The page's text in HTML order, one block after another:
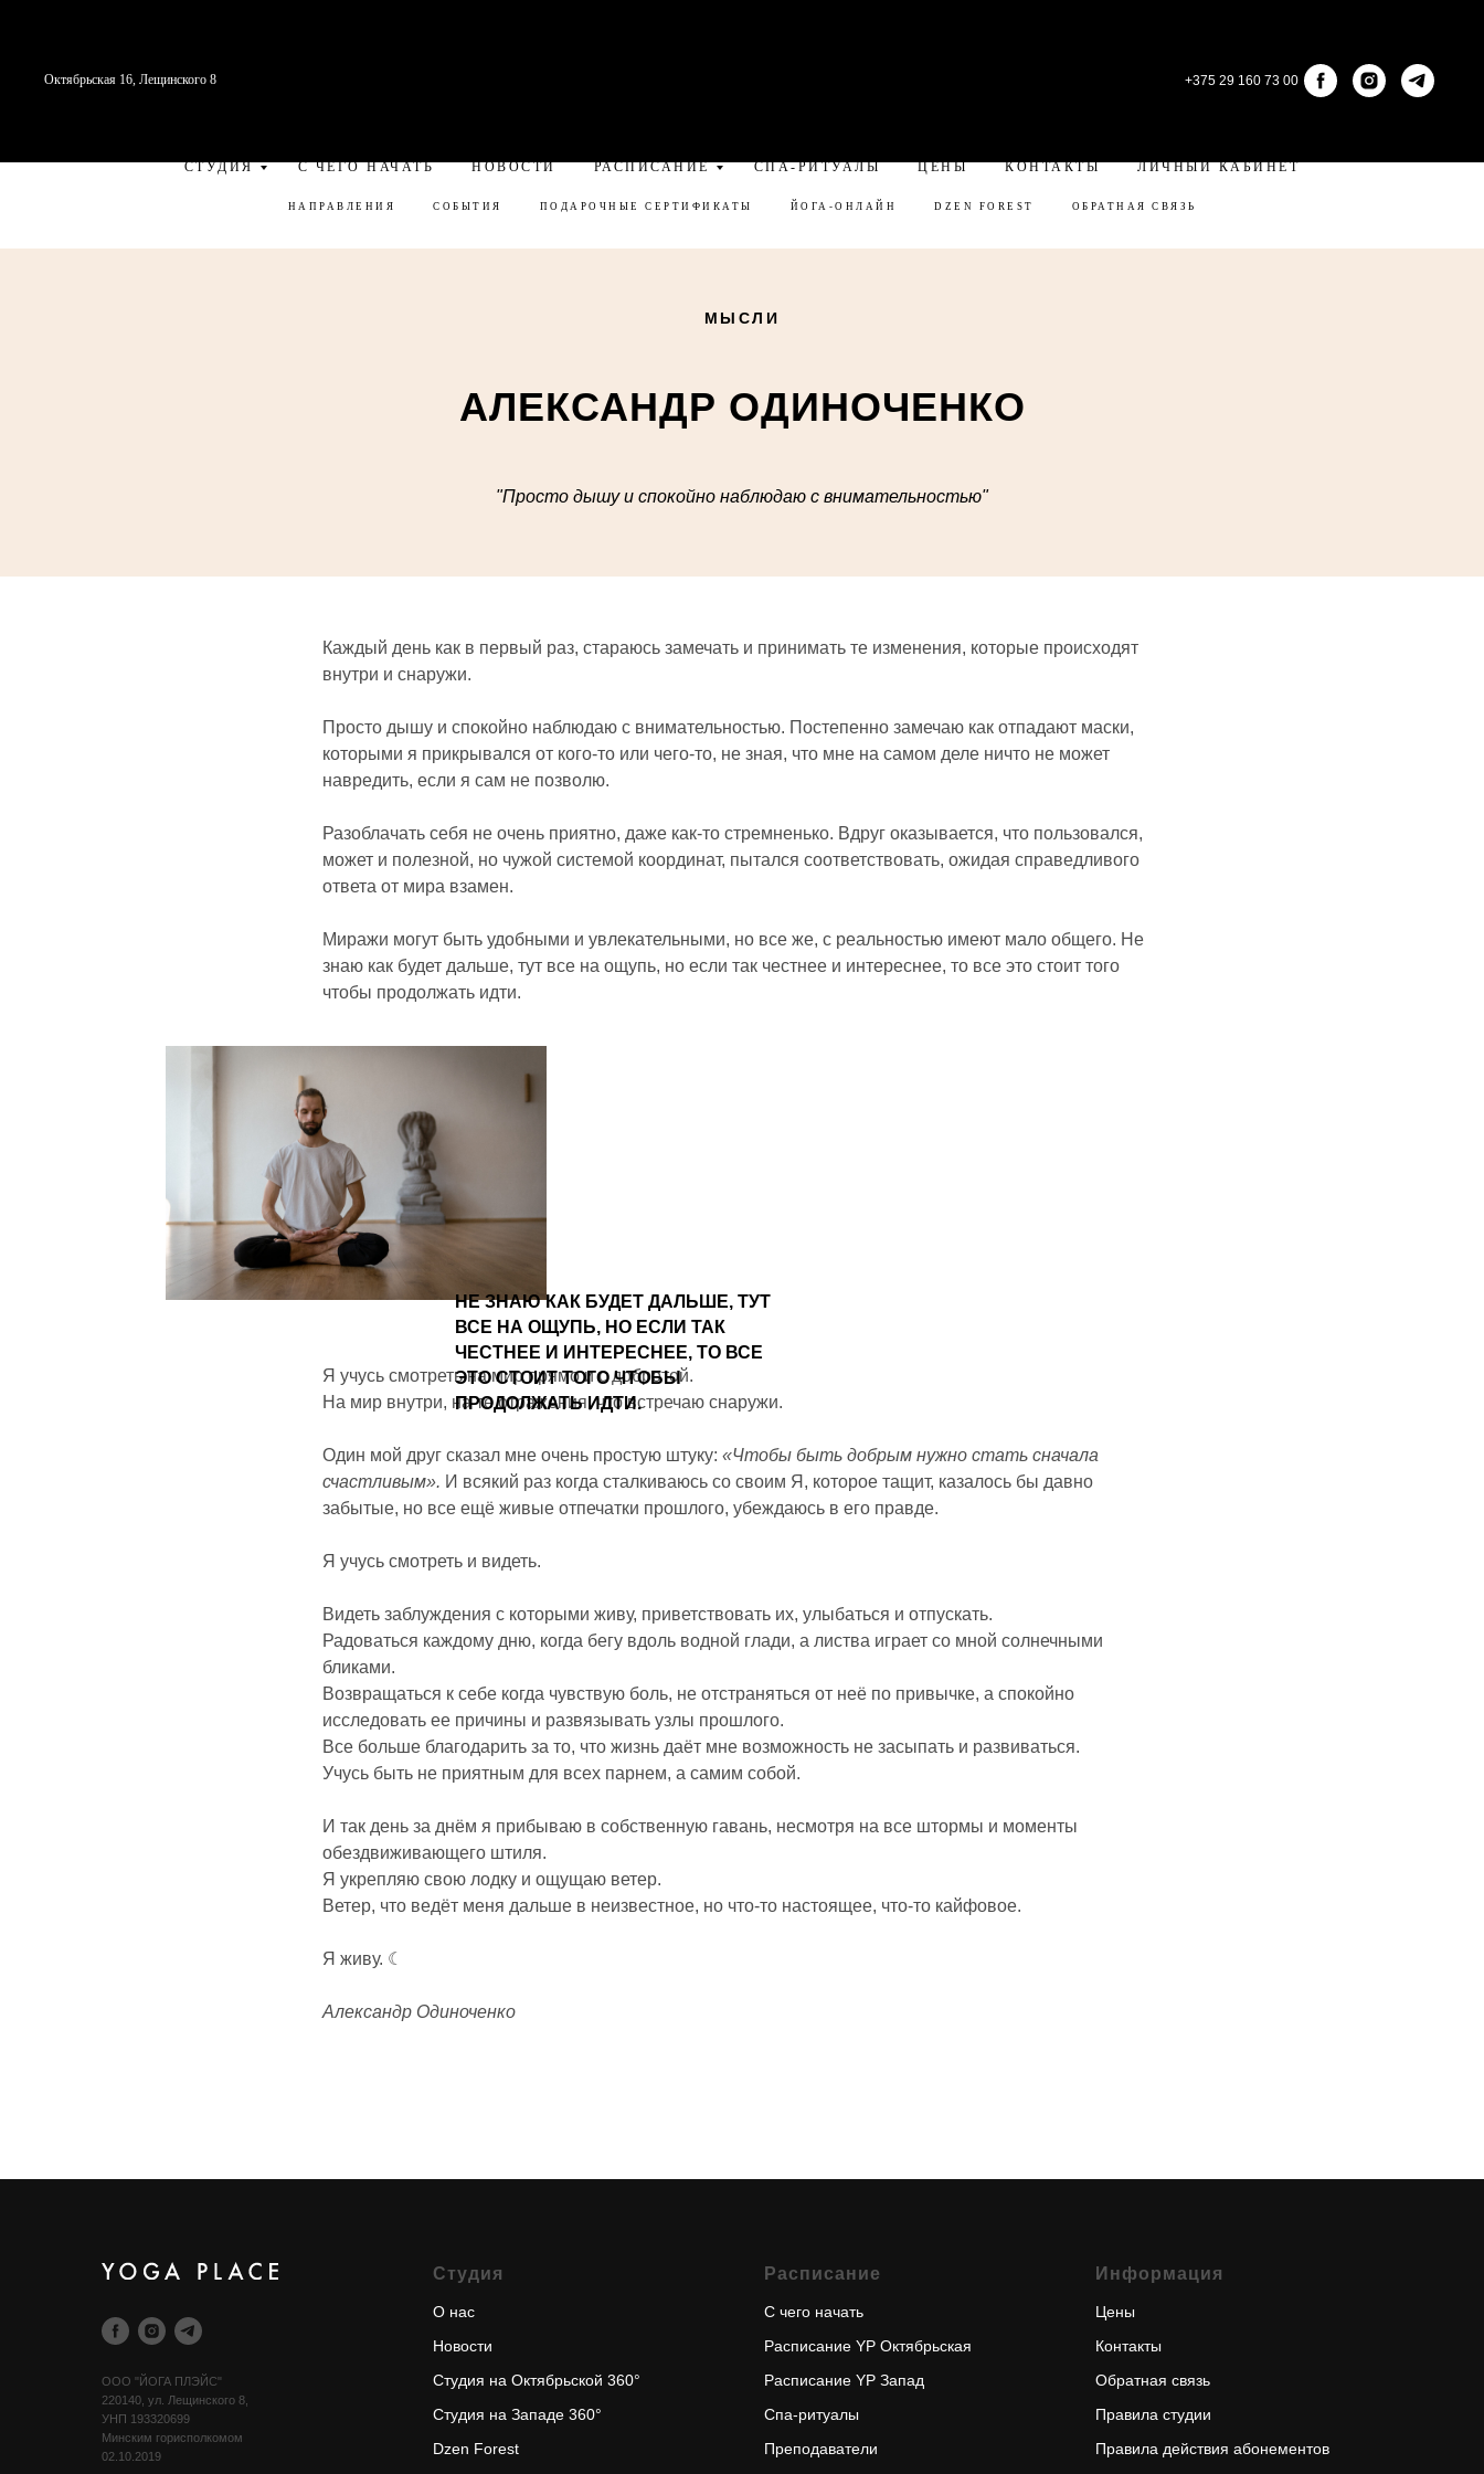
Октябрьская 16, Лещинского 8 +375 29 160 73 00
СТУДИЯ С ЧЕГО НАЧАТЬ НОВОСТИ РАСПИСАНИЕ СПА-РИТУАЛЫ ЦЕНЫ КОНТАКТЫ ЛИЧНЫЙ КАБИНЕТ
НАПРАВЛЕНИЯ СОБЫТИЯ ПОДАРОЧНЫЕ СЕРТИФИКАТЫ ЙОГА-ОНЛАЙН DZEN FOREST ОБРАТНАЯ СВЯЗЬ
МЫСЛИ
АЛЕКСАНДР ОДИНОЧЕНКО
"Просто дышу и спокойно наблюдаю с внимательностью"
Каждый день как в первый раз, стараюсь замечать и принимать те изменения, которые происходят
внутри и снаружи.
Просто дышу и спокойно наблюдаю с внимательностью. Постепенно замечаю как отпадают маски,
которыми я прикрывался от кого-то или чего-то, не зная, что мне на самом деле ничто не может
навредить, если я сам не позволю.
Разоблачать себя не очень приятно, даже как-то стремненько. Вдруг оказывается, что пользовался,
может и полезной, но чужой системой координат, пытался соответствовать, ожидая справедливого
ответа от мира взамен.
Миражи могут быть удобными и увлекательными, но все же, с реальностью имеют мало общего. Не
знаю как будет дальше, тут все на ощупь, но если так честнее и интереснее, то все это стоит того
чтобы продолжать идти.
НЕ ЗНАЮ КАК БУДЕТ ДАЛЬШЕ, ТУТ
ВСЕ НА ОЩУПЬ, НО ЕСЛИ ТАК
ЧЕСТНЕЕ И ИНТЕРЕСНЕЕ, ТО ВСЕ
ЭТО СТОИТ ТОГО ЧТОБЫ
ПРОДОЛЖАТЬ ИДТИ.
Я учусь смотреть на мир прямо и с добротой.
На мир внутри, на те отражения, что встречаю снаружи.
Один мой друг сказал мне очень простую штуку: «Чтобы быть добрым нужно стать сначала
счастливым». И всякий раз когда сталкиваюсь со своим Я, которое тащит, казалось бы давно
забытые, но все ещё живые отпечатки прошлого, убеждаюсь в его правде.
Я учусь смотреть и видеть.
Видеть заблуждения с которыми живу, приветствовать их, улыбаться и отпускать.
Радоваться каждому дню, когда бегу вдоль водной глади, а листва играет со мной солнечными
бликами.
Возвращаться к себе когда чувствую боль, не отстраняться от неё по привычке, а спокойно
исследовать ее причины и развязывать узлы прошлого.
Все больше благодарить за то, что жизнь даёт мне возможность не засыпать и развиваться.
Учусь быть не приятным для всех парнем, а самим собой.
И так день за днём я прибываю в собственную гавань, несмотря на все штормы и моменты
обездвиживающего штиля.
Я укрепляю свою лодку и ощущаю ветер.
Ветер, что ведёт меня дальше в неизвестное, но что-то настоящее, что-то кайфовое.
Я живу. ☾
Александр Одиноченко
OOO "ЙОГА ПЛЭЙС"
220140, ул. Лещинского 8,
УНП 193320699
Минским горисполкомом
02.10.2019
Cтудия
О нас
Новости
Cтудия на Октябрьской 360°
Cтудия на Западе 360°
Dzen Forest
Расписание
С чего начать
Расписание YP Октябрьская
Расписание YP Запад
Спа-ритуалы
Преподаватели
Информация
Цены
Контакты
Обратная связь
Правила студии
Правила действия абонементов